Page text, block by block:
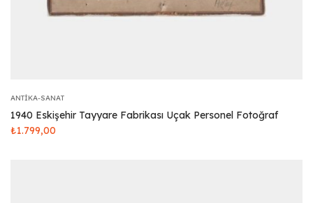
ANTIKA-SANAT
1940 Eskişehir Tayyare Fabrikası Uçak Personel Fotoğraf
₺1.799,00